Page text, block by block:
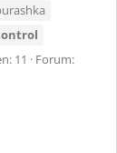
11
Forum: